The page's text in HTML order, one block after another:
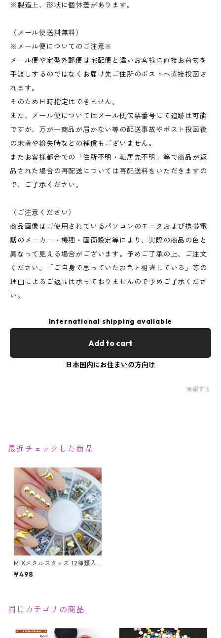
※製造上、形状に個体差があります。
（メール便送料無料）
※メール便についてのご注意※
メール便や定型外郵便は宅配便と違いお客様に直接お荷物を
手渡しするのではなくお届け先ご住所のポストへ直接投函さ
れます。
そのため日時指定はできません。
また、メール便についてはメール便伝票番号にて追跡は可能
ですが、万が一商品が届かない等の配送事故やポスト投函後
の未着や紛失時などの補償もございません。
またお客様都合での「住所不明・転居先不明」等で商品が返
品された場合の再配送については再配送料をいただきますの
で、ご了承ください。
（ご注意ください）
商品画像はご使用されているパソコンのモニタおよび携帯電
話のメーカー・機種・画面設定等により、実際の商品の色と
異なって見える場合がございます。予めご了承の上、ご注文
ください。「ご自身で思っていたお色と相違している」等の
理由によるご返品は承っておりませんので予めご了承くださ
い。
International shipping available
Add to cart
日本国内にお住まいの方向け
通報する
最近チェックした商品
MIXメタルスタッズ 12種類入
り スタッズ ネイルパーツ アー
トパーツ ゴールド シルバー
¥498
同じカテゴリの商品